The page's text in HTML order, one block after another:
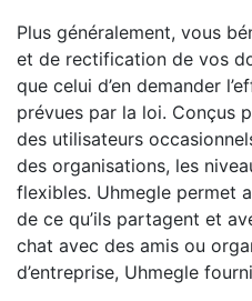
Plus généralement, vous
et de rectification de vos
que celui d’en demander
prévues par la loi. Conçus
des utilisateurs
des organisations, les
flexibles. Uhmegle permet
de ce qu’ils partagent et
chat avec des amis ou
d’entreprise, Uhmegle